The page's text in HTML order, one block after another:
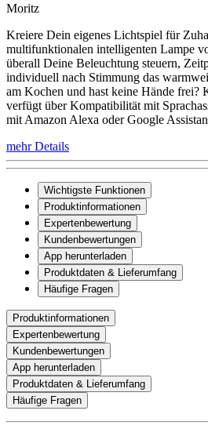
Moritz
Kreiere Dein eigenes Lichtspiel für
multifunktionalen intelligenten Lampe
überall Deine Beleuchtung steuern,
individuell nach Stimmung das
am Kochen und hast keine Hände frei?
verfügt über Kompatibilität mit
mit Amazon Alexa oder Google
mehr Details
Wichtigste Funktionen
Produktinformationen
Expertenbewertung
Kundenbewertungen
App herunterladen
Produktdaten & Lieferumfang
Häufige Fragen
Produktinformationen
Expertenbewertung
Kundenbewertungen
App herunterladen
Produktdaten & Lieferumfang
Häufige Fragen